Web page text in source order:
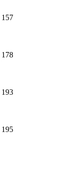
157
178
193
195